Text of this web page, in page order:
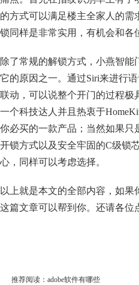
的方式可以满足楼主全家人的
锁同样是非常实用，有机会和各
除了常规的解锁方式，小燕智能
它的原因之一。通过Siri来进行
联动，可以说整个开门的过程极
一个科技达人并且热衷于
你必买的一款产品；当然如果只
开锁方式以及安全牢固的C级锁
心，同样可以考虑选择。
以上就是本文的全部内容，如
这篇文章可以帮到你。还请各位
推荐阅读： adobe软件有哪些